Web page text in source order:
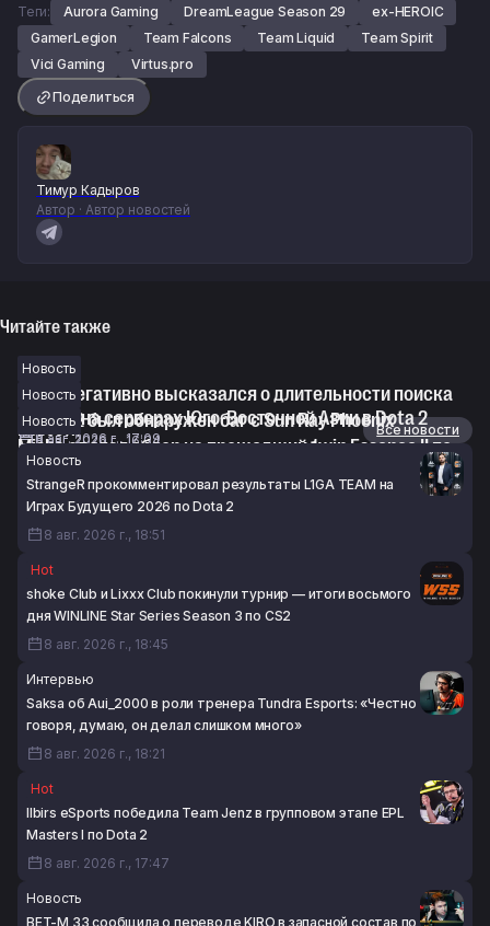
Теги: Aurora Gaming DreamLeague Season 29
ex-HEROIC
GamerLegion
Team Falcons Team Liquid
Team Spirit
Vici Gaming
Virtus.pro
Поделиться
Тимур Кадыров
Автор · Автор новостей
Читайте также
Новость
Davai негативно высказался о длительности поиска
матчей на серверах Юго-Восточной Азии в Dota 2
8 авг. 2026 г., 17:09
Новость
В Dota 2 был обнаружен баг с Sun Ray Phoenix
8 авг. 2026 г., 16:34
Новость
Misha сделал обзор на прошедший 1win Essence II по
Dota 2
8 авг. 2026 г., 16:09
Новости
Все новости
Новость
StrangeR прокомментировал результаты L1GA TEAM на
Играх Будущего 2026 по Dota 2
8 авг. 2026 г., 18:51
Hot
shoke Club и Lixxx Club покинули турнир — итоги восьмого
дня WINLINE Star Series Season 3 по CS2
8 авг. 2026 г., 18:45
Интервью
Saksa об Aui_2000 в роли тренера Tundra Esports: «Честно
говоря, думаю, он делал слишком много»
8 авг. 2026 г., 18:21
Hot
Ilbirs eSports победила Team Jenz в групповом этапе EPL
Masters I по Dota 2
8 авг. 2026 г., 17:47
Новость
BET-M 33 сообщила о переводе KIRO в запасной состав по